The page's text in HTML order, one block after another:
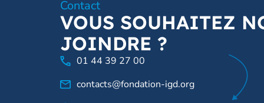
Contact
VOUS SOUHAITEZ
JOINDRE ?
01 44 39 27 00
contacts@fondation-igd.org